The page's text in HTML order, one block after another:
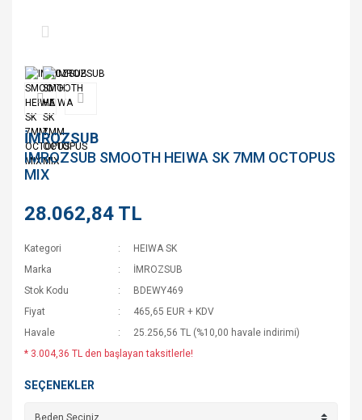
İMROZSUB
IMROZSUB SMOOTH HEIWA SK 7MM OCTOPUS
MIX
28.062,84 TL
Kategori
HEIWA SK
Marka
İMROZSUB
Stok Kodu
BDEWY469
Fiyat
465,65 EUR + KDV
Havale
25.256,56 TL (%10,00 havale indirimi)
* 3.004,36 TL den başlayan taksitlerle!
SEÇENEKLER